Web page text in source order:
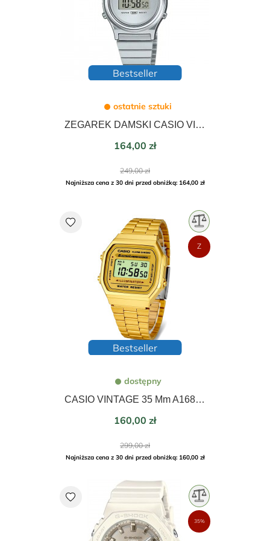
Bestseller
ostatnie sztuki
ZEGAREK DAMSKI CASIO VINTAGE 26mm LA700WE-7AEF
Cena
164,00 zł
Cena
podstawowa
249,00 zł
Najniższa cena z 30 dni przed obniżką: 164,00 zł
Bestseller
dostępny
CASIO VINTAGE 35 Mm A168WG-9EF UNISEX
Cena
160,00 zł
Cena
podstawowa
299,00 zł
Najniższa cena z 30 dni przed obniżką: 160,00 zł
favorite
Z
favorite
35%